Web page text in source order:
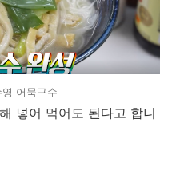
어묵구수
넣어 먹어도 된다고 합니